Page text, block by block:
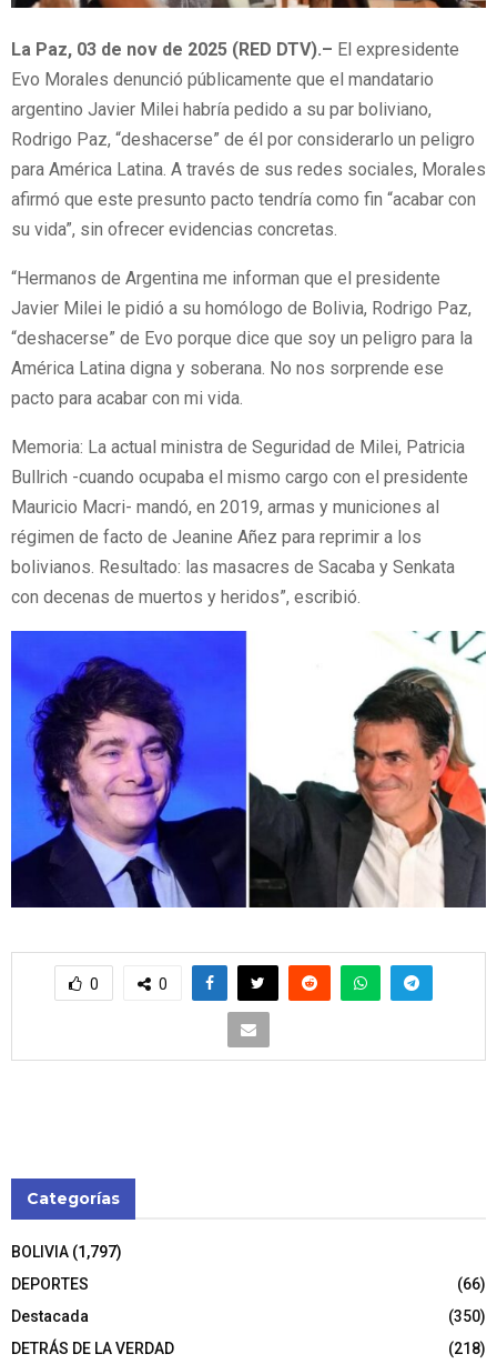
La Paz, 03 de nov de 2025 (RED DTV).– El expresidente
Evo Morales denunció públicamente que el mandatario
argentino Javier Milei habría pedido a su par boliviano,
Rodrigo Paz, “deshacerse” de él por considerarlo un peligro
para América Latina. A través de sus redes sociales, Morales
afirmó que este presunto pacto tendría como fin “acabar con
su vida”, sin ofrecer evidencias concretas.
“Hermanos de Argentina me informan que el presidente
Javier Milei le pidió a su homólogo de Bolivia, Rodrigo Paz,
“deshacerse” de Evo porque dice que soy un peligro para la
América Latina digna y soberana. No nos sorprende ese
pacto para acabar con mi vida.
Memoria: La actual ministra de Seguridad de Milei, Patricia
Bullrich -cuando ocupaba el mismo cargo con el presidente
Mauricio Macri- mandó, en 2019, armas y municiones al
régimen de facto de Jeanine Añez para reprimir a los
bolivianos. Resultado: las masacres de Sacaba y Senkata
con decenas de muertos y heridos”, escribió.
0 0
Categorías
BOLIVIA (1,797)
DEPORTES
(66)
Destacada
(350)
DETRÁS DE LA VERDAD
(218)